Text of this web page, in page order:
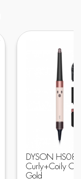
DYSON HS08
Curly+Coily
Gold